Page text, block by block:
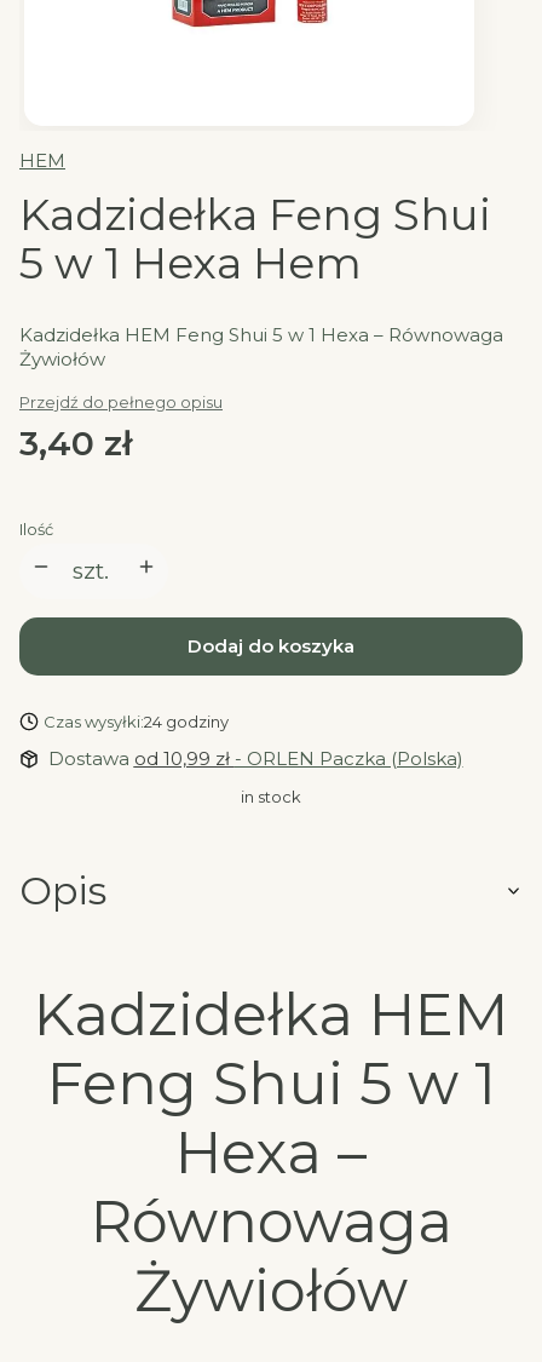
HEM
Kadzidełka Feng Shui
5 w 1 Hexa Hem
Kadzidełka HEM Feng Shui 5 w 1 Hexa – Równowaga
Żywiołów
Przejdź do pełnego opisu
Cena
3,40 zł
Ilość
szt.
Dodaj do koszyka
Czas wysyłki:24 godziny
Dostawa od 10,99 zł - ORLEN Paczka (Polska)
in stock
Opis
Kadzidełka HEM
Feng Shui 5 w 1
Hexa –
Równowaga
Żywiołów